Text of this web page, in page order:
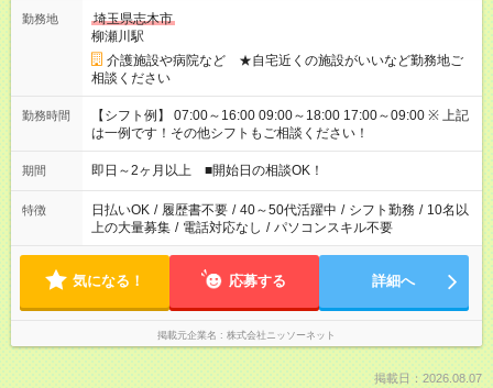
勤務地
埼玉県志木市
柳瀬川駅
介護施設や病院など ★自宅近くの施設がいいなど勤務地ご
相談ください
勤務時間
【シフト例】 07:00～16:00 09:00～18:00 17:00～09:00 ※ 上記
は一例です！その他シフトもご相談ください！
期間 即日～2ヶ月以上 ■開始日の相談OK！
特徴 日払いOK / 履歴書不要 / 40～50代活躍中 / シフト勤務 / 10名以
上の大量募集 / 電話対応なし / パソコンスキル不要
気になる！ 応募する 詳細へ
掲載元企業名 株式会社ニッソーネット
掲載日：2026.08.07